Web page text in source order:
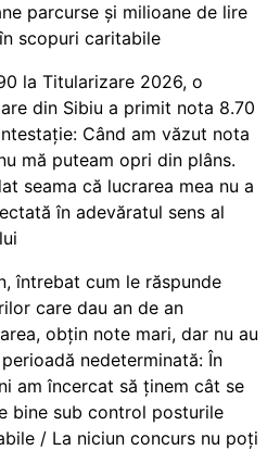
parcurse și milioane de lire
scopuri caritabile
la Titularizare 2026, o
din Sibiu a primit nota 8.70
Când am văzut nota
mă puteam opri din plâns.
seama că lucrarea mea nu a
în adevăratul sens al
întrebat cum le răspunde
care dau an de an
obțin note mari, dar nu au
nedeterminată: În
am încercat să ținem cât se
bine sub control posturile
/ La niciun concurs nu poți